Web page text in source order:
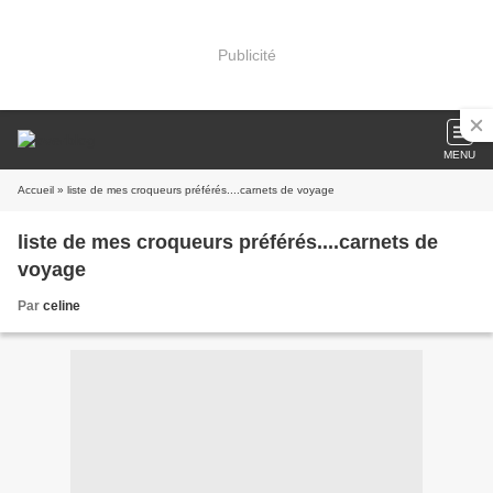
Publicité
MENU
Accueil » liste de mes croqueurs préférés....carnets de voyage
liste de mes croqueurs préférés....carnets de
voyage
Par celine